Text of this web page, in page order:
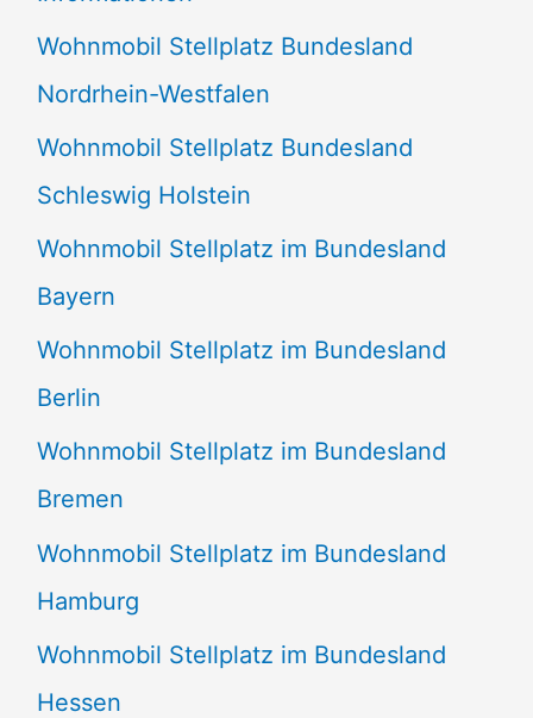
n
n
a
c
h
:
Wohnmobil Stellplatz Bundesland
Nordrhein-Westfalen
Wohnmobil Stellplatz Bundesland
Schleswig Holstein
Wohnmobil Stellplatz im Bundesland
Bayern
Wohnmobil Stellplatz im Bundesland
Berlin
Wohnmobil Stellplatz im Bundesland
Bremen
Wohnmobil Stellplatz im Bundesland
Hamburg
Wohnmobil Stellplatz im Bundesland
Hessen